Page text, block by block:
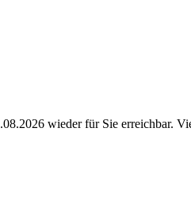
wieder für Sie erreichbar.